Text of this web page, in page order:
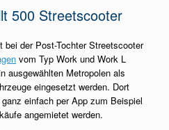
500 Streetscooter
der Post-Tochter Streetscooter
vom Typ Work und Work L
ausgewählten Metropolen als
eingesetzt werden. Dort
einfach per App zum Beispiel
angemietet werden.